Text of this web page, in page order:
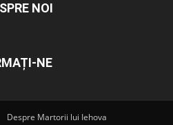
NOI
NE
Despre Martorii lui Iehova